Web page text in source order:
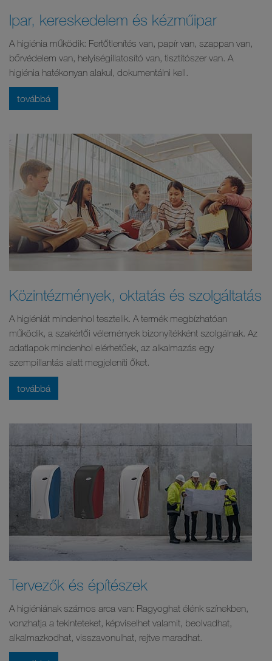
Ipar, kereskedelem és kézműipar
A higiénia működik: Fertőtlenítés van, papír van, szappan van,
bőrvédelem van, helyiségillatosító van, tisztítószer van. A
higiénia hatékonyan alakul, dokumentálni kell.
továbbá
Közintézmények, oktatás és szolgáltatás
A higiéniát mindenhol tesztelik. A termék megbízhatóan
működik, a szakértői vélemények bizonyítékként szolgálnak. Az
adatlapok mindenhol elérhetőek, az alkalmazás egy
szempillantás alatt megjeleníti őket.
továbbá
Tervezők és építészek
A higiéniának számos arca van: Ragyoghat élénk színekben,
vonzhatja a tekinteteket, képviselhet valamit, beolvadhat,
alkalmazkodhat, visszavonulhat, rejtve maradhat.